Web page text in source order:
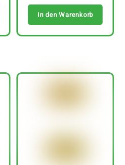
In den Warenkorb